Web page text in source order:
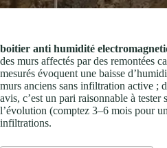
boitier anti humidité
des murs affectés par des remontées
mesurés évoquent une baisse
murs anciens sans infiltration active ;
avis, c’est un pari raisonnable à
l’évolution (comptez 3–6 mois pour
infiltrations.